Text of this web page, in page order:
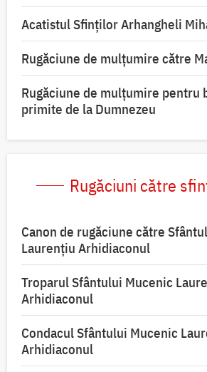
Acatistul Sfinților Arhangheli
Rugăciune de mulţumire către
Rugăciune de mulțumire pentru
primite de la Dumnezeu
Rugăciuni către
Canon de rugăciune către
Laurențiu Arhidiaconul
Troparul Sfântului Mucenic
Arhidiaconul
Condacul Sfântului Mucenic
Arhidiaconul